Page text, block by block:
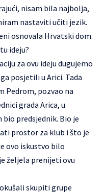
nisam bila najbolja,
nastaviti učiti jezik.
osnovala Hrvatski dom.
ideju?
za ovu ideju dugujemo
posjetili u Arici. Tada
Pedrom, pozvao na
grada Arica, u
bio predsjednik. Bio je
prostor za klub i što je
ovo iskustvo bilo
željela prenijeti ovu
skupiti grupe